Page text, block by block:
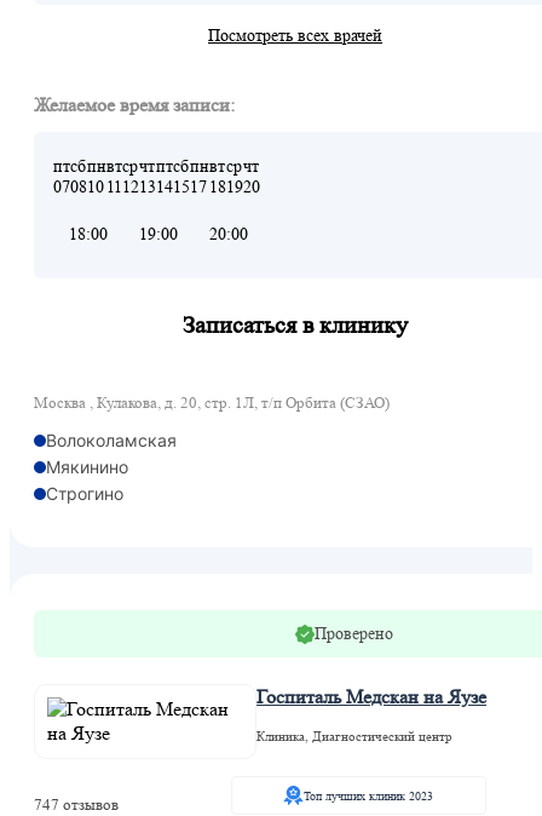
Посмотреть всех врачей
Желаемое время записи:
пт
07
сб
08
пн
10
вт
11
ср
12
чт
13
пт
14
сб
15
пн
17
вт
18
ср
19
чт
20
18:00 19:00 20:00
Записаться в клинику
Москва , Кулакова, д. 20, стр. 1Л, т/п Орбита (СЗАО)
Волоколамская
Мякинино
Строгино
Проверено
Госпиталь Медскан на Яузе
Клиника, Диагностический центр
747 отзывов
Топ лучших клиник 2023